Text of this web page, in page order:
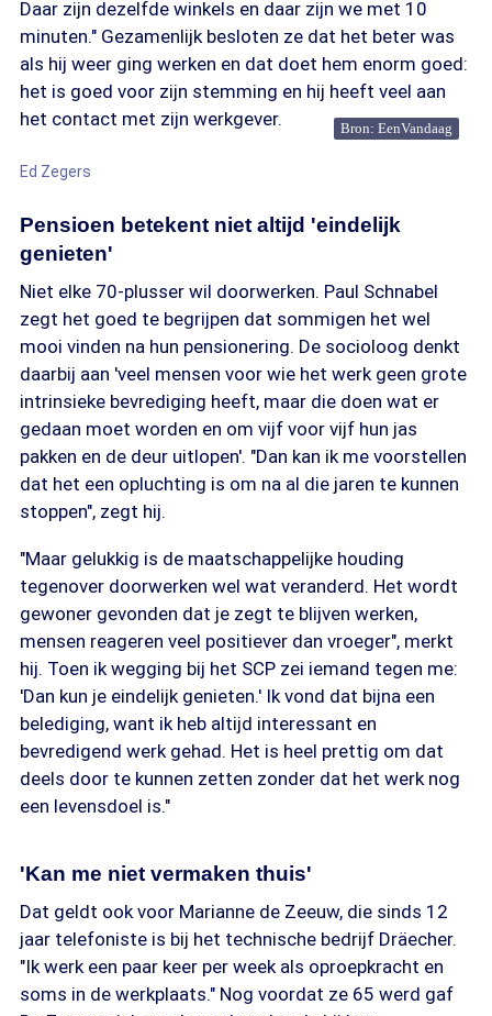
Daar zijn dezelfde winkels en daar zijn we met 10
minuten." Gezamenlijk besloten ze dat het beter was
als hij weer ging werken en dat doet hem enorm goed:
het is goed voor zijn stemming en hij heeft veel aan
het contact met zijn werkgever.
Bron: EenVandaag
Ed Zegers
Pensioen betekent niet altijd 'eindelijk
genieten'
Niet elke 70-plusser wil doorwerken. Paul Schnabel
zegt het goed te begrijpen dat sommigen het wel
mooi vinden na hun pensionering. De socioloog denkt
daarbij aan 'veel mensen voor wie het werk geen grote
intrinsieke bevrediging heeft, maar die doen wat er
gedaan moet worden en om vijf voor vijf hun jas
pakken en de deur uitlopen'. "Dan kan ik me voorstellen
dat het een opluchting is om na al die jaren te kunnen
stoppen", zegt hij.
"Maar gelukkig is de maatschappelijke houding
tegenover doorwerken wel wat veranderd. Het wordt
gewoner gevonden dat je zegt te blijven werken,
mensen reageren veel positiever dan vroeger", merkt
hij. Toen ik wegging bij het SCP zei iemand tegen me:
'Dan kun je eindelijk genieten.' Ik vond dat bijna een
belediging, want ik heb altijd interessant en
bevredigend werk gehad. Het is heel prettig om dat
deels door te kunnen zetten zonder dat het werk nog
een levensdoel is."
'Kan me niet vermaken thuis'
Dat geldt ook voor Marianne de Zeeuw, die sinds 12
jaar telefoniste is bij het technische bedrijf Dräecher.
"Ik werk een paar keer per week als oproepkracht en
soms in de werkplaats." Nog voordat ze 65 werd gaf